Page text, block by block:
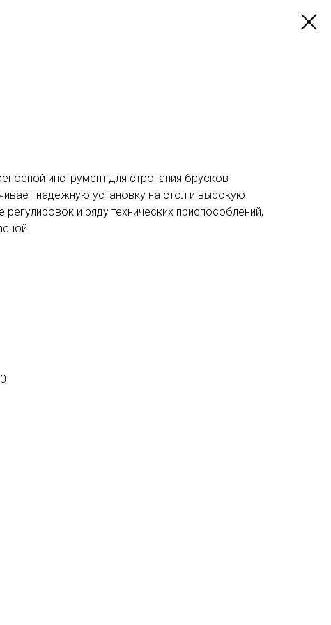
инструмент для строгания брусков
надежную установку на стол и высокую
и ряду технических приспособлений,